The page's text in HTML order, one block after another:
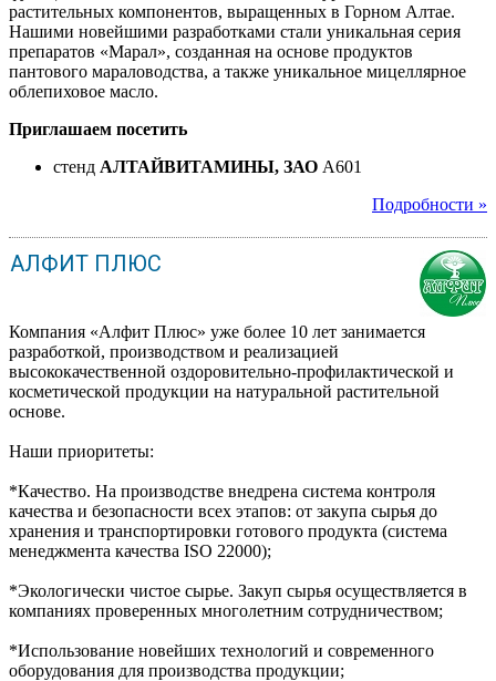
растительных компонентов, выращенных в Горном Алтае.
Нашими новейшими разработками стали уникальная серия
препаратов «Марал», созданная на основе продуктов
пантового мараловодства, а также уникальное мицеллярное
облепиховое масло.
Приглашаем посетить
стенд АЛТАЙВИТАМИНЫ, ЗАО A601
Подробности »
АЛФИТ ПЛЮС
Компания «Алфит Плюс» уже более 10 лет занимается
разработкой, производством и реализацией
высококачественной оздоровительно-профилактической и
косметической продукции на натуральной растительной
основе.
Наши приоритеты:
*Качество. На производстве внедрена система контроля
качества и безопасности всех этапов: от закупа сырья до
хранения и транспортировки готового продукта (система
менеджмента качества ISO 22000);
*Экологически чистое сырье. Закуп сырья осуществляется в
компаниях проверенных многолетним сотрудничеством;
*Использование новейших технологий и современного
оборудования для производства продукции;